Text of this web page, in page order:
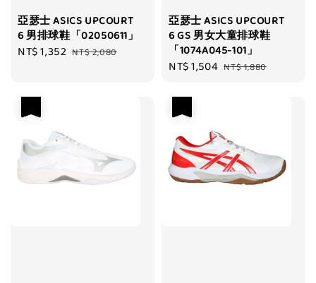
亞瑟士 ASICS UPCOURT
6 男排球鞋「02050611」
Sale
NT$ 1,352 Regular
NT$ 2,080
亞瑟士 ASICS UPCOURT
6 GS 男女大童排球鞋
「1074A045-101」
Sale
NT$ 1,504 Regular
NT$ 1,880